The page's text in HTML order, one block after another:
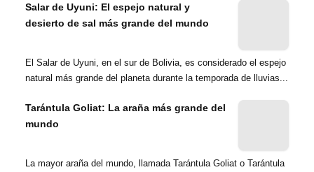
Salar de Uyuni: El espejo natural y
desierto de sal más grande del mundo
El Salar de Uyuni, en el sur de Bolivia, es considerado el espejo
natural más grande del planeta durante la temporada de lluvias...
Tarántula Goliat: La araña más grande del
mundo
La mayor araña del mundo, llamada Tarántula Goliat o Tarántula